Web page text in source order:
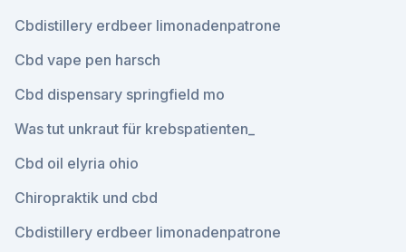
Cbdistillery erdbeer limonadenpatrone
Cbd vape pen harsch
Cbd dispensary springfield mo
Was tut unkraut für krebspatienten_
Cbd oil elyria ohio
Chiropraktik und cbd
Cbdistillery erdbeer limonadenpatrone